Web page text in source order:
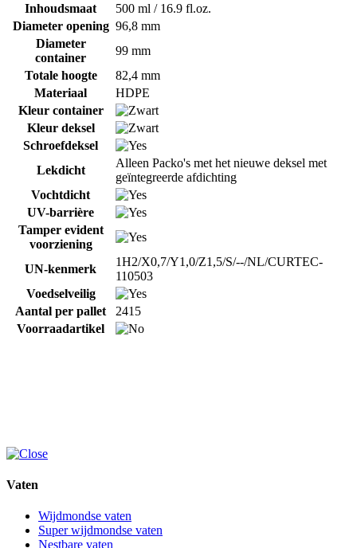
Inhoudsmaat
500 ml / 16.9 fl.oz.
Diameter opening 96,8 mm
Diameter
container
99 mm
Totale hoogte
82,4 mm
Materiaal
HDPE
Kleur container
Kleur deksel
Schroefdeksel
Lekdicht
Alleen Packo's met het nieuwe deksel met
geïntegreerde afdichting
Vochtdicht
UV-barrière
Tamper evident
voorziening
UN-kenmerk
1H2/X0,7/Y1,0/Z1,5/S/--/NL/CURTEC-
110503
Voedselveilig
Aantal per pallet
2415
Voorraadartikel
Vaten
Wijdmondse vaten
Super wijdmondse vaten
Nestbare vaten